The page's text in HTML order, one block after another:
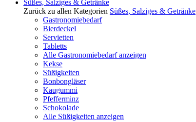
Süßes, Salziges & Getränke
Zurück zu allen Kategorien Süßes, Salziges & Getränke
Gastronomiebedarf
Bierdeckel
Servietten
Tabletts
Alle Gastronomiebedarf anzeigen
Kekse
Süßigkeiten
Bonbongläser
Kaugummi
Pfefferminz
Schokolade
Alle Süßigkeiten anzeigen